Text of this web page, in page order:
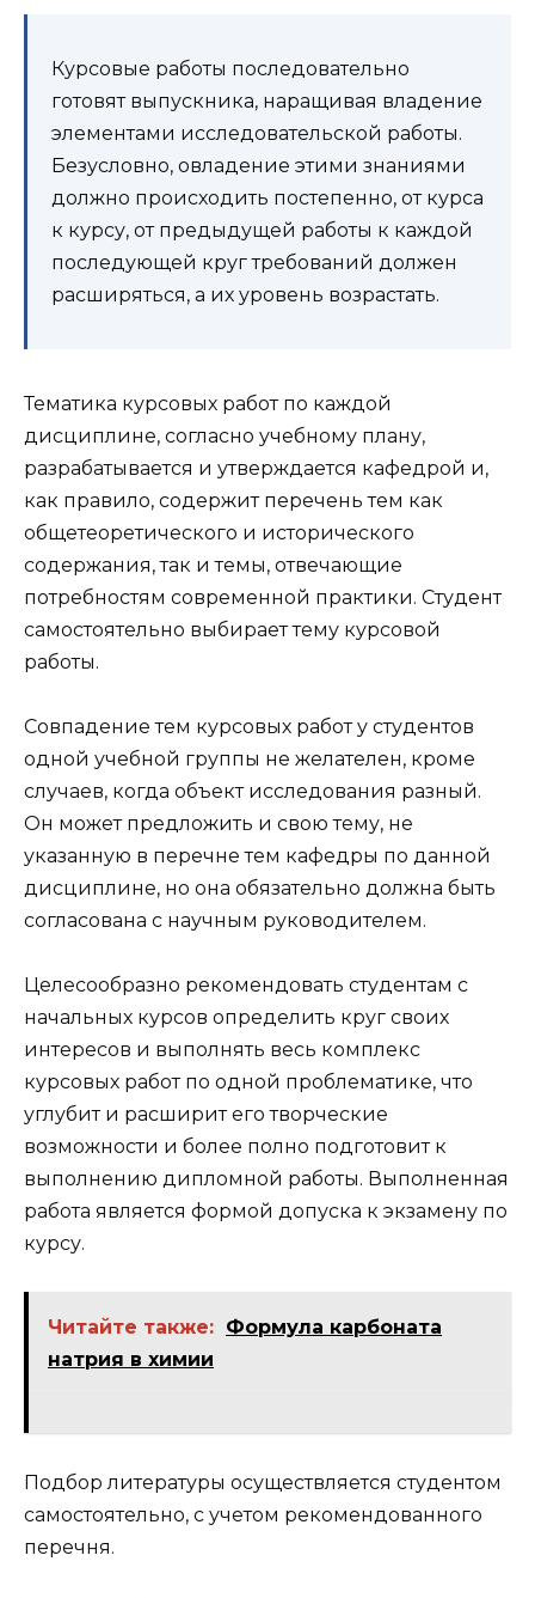
Курсовые работы последовательно
готовят выпускника, наращивая владение
элементами исследовательской работы.
Безусловно, овладение этими знаниями
должно происходить постепенно, от курса
к курсу, от предыдущей работы к каждой
последующей круг требований должен
расширяться, а их уровень возрастать.
Тематика курсовых работ по каждой
дисциплине, согласно учебному плану,
разрабатывается и утверждается кафедрой и,
как правило, содержит перечень тем как
общетеоретического и исторического
содержания, так и темы, отвечающие
потребностям современной практики. Студент
самостоятельно выбирает тему курсовой
работы.
Совпадение тем курсовых работ у студентов
одной учебной группы не желателен, кроме
случаев, когда объект исследования разный.
Он может предложить и свою тему, не
указанную в перечне тем кафедры по данной
дисциплине, но она обязательно должна быть
согласована с научным руководителем.
Целесообразно рекомендовать студентам с
начальных курсов определить круг своих
интересов и выполнять весь комплекс
курсовых работ по одной проблематике, что
углубит и расширит его творческие
возможности и более полно подготовит к
выполнению дипломной работы. Выполненная
работа является формой допуска к экзамену по
курсу.
Читайте также: Формула карбоната
натрия в химии
Подбор литературы осуществляется студентом
самостоятельно, с учетом рекомендованного
перечня.